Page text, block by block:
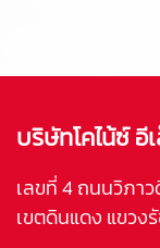
บริษัทโคไน้ซ์ อี
เลขที่ 4 ถนนวิภา
เขตดินแดง แขวง